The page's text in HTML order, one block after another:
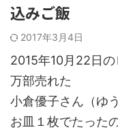
込みご飯
2017年3月4日
2015年10月22日
万部売れた
小倉優子さん（ゆ
お皿１枚でたった